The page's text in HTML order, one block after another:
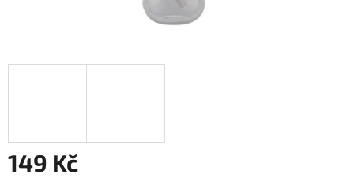
149 Kč